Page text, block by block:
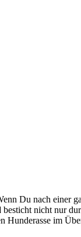
Du nach einer
besticht nicht nur
im